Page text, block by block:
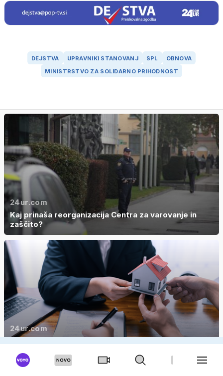
DEJSTVA UPRAVNIKI STANOVANJ SPL
OBNOVA
MINISTRSTVO ZA SOLIDARNO PRIHODNOST
24ur.com
Kaj prinaša reorganizacija Centra za varovanje in
zaščito?
24ur.com